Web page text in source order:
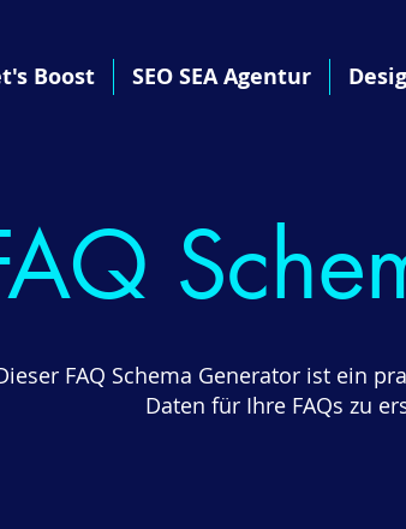
Boost SEO SEA Agentur
FAQ Schema Generator ist ein
Daten für Ihre FAQs zu